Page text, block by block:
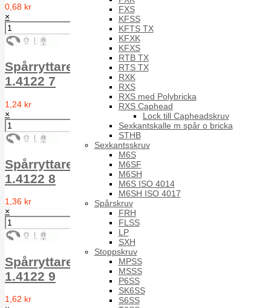
FXS
KFSS
KFTS TX
KFXK
KFXS
RTB TX
RTS TX
RXK
RXS
RXS med Polybricka
RXS Caphead
Lock till Capheadskruv
Sexkantskalle m spår o bricka
STHB
Sexkantsskruv
M6S
M6SF
M6SH
M6S ISO 4014
M6SH ISO 4017
Spårskruv
FRH
FLSS
LP
SXH
Stoppskruv
MPSS
MSSS
P6SS
SK6SS
S6SS
0,68 kr
×
Spårryttare för axel RS 1.4122 DIN 6799
1.4122 7
1,24 kr
×
Spårryttare för axel RS 1.4122 DIN 6799
1.4122 8
1,36 kr
×
Spårryttare för axel RS 1.4122 DIN 6799
1.4122 9
1,62 kr